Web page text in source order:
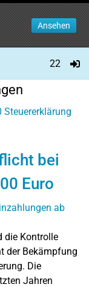
Ansehen
22
Steuererklärung
bei
Euro
die Kontrolle
der Bekämpfung
Die
Jahren